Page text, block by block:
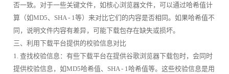
否一致。对于一些关键文件，如核心浏览器文件，可以通过哈希值计
算（如MD5、SHA - 1等）来对比它们的内容是否相同。如果哈希值不
同，说明文件内容有差异，可能下载包存在缺失或损坏。
三、利用下载平台提供的校验信息对比
1. 查找校验信息：有些下载平台在提供谷歌浏览器下载包时，会同时
提供校验信息，如MD5哈希值、SHA - 1哈希值等。这些校验信息是用